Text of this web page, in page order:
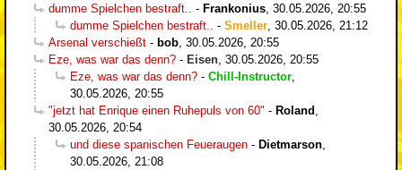
dumme Spielchen bestraft.. - Frankonius 30.05.2026, 20:55
dumme Spielchen bestraft..
- Smeller 30.05.2026, 21:12
Arsenal verschießt - bob 30.05.2026, 20:55
Eze, was war das denn? - Eisen 30.05.2026, 20:55
Eze, was war das denn? - Chill-Instructor
30.05.2026, 20:55
"jetzt hat Enrique einen Ruhepuls von 60" - Roland
30.05.2026, 20:54
und diese spanischen Feueraugen - Dietmarson
30.05.2026, 21:08